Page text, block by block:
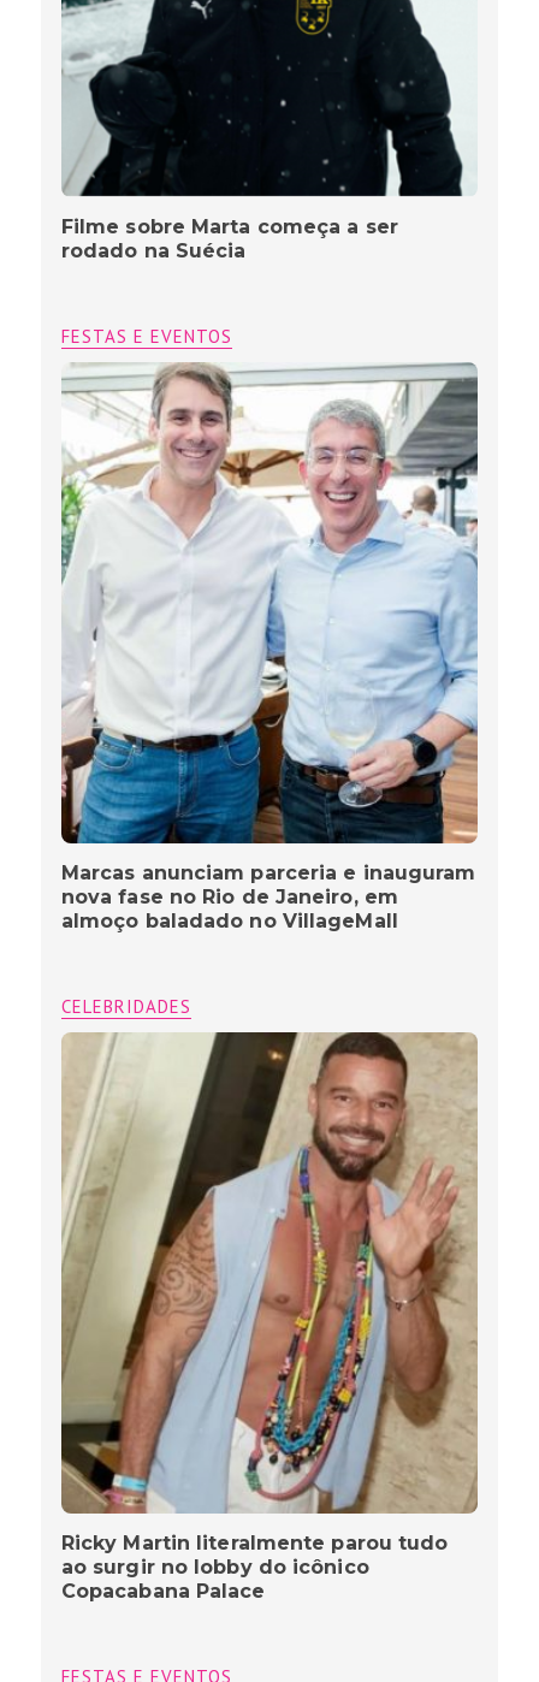
Filme sobre Marta começa a ser
rodado na Suécia
FESTAS E EVENTOS
Marcas anunciam parceria e inauguram
nova fase no Rio de Janeiro, em
almoço baladado no VillageMall
CELEBRIDADES
Ricky Martin literalmente parou tudo
ao surgir no lobby do icônico
Copacabana Palace
FESTAS E EVENTOS